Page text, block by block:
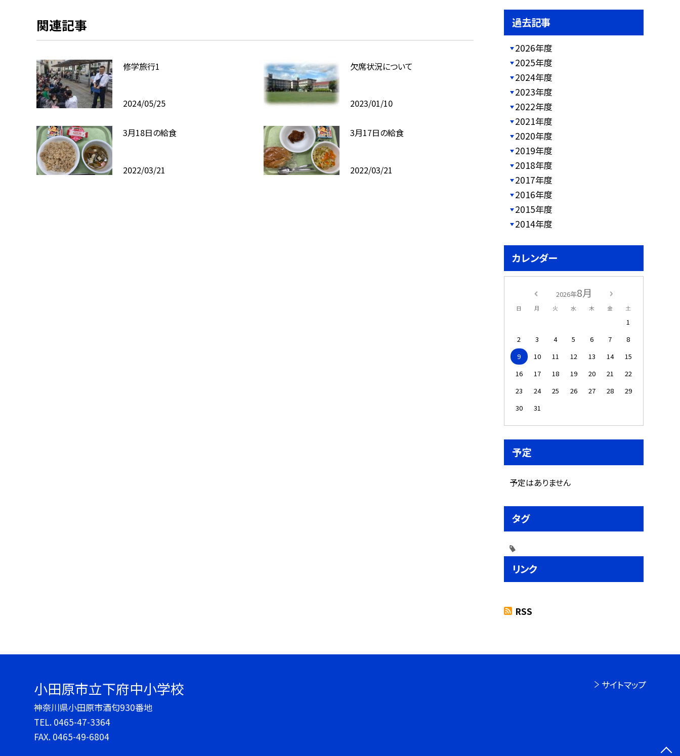
関連記事
修学旅行1
2024/05/25
欠席状況について
2023/01/10
3月18日の給食
2022/03/21
3月17日の給食
2022/03/21
過去記事
2026年度
2025年度
2024年度
2023年度
2022年度
2021年度
2020年度
2019年度
2018年度
2017年度
2016年度
2015年度
2014年度
カレンダー
2026年8月
日 月 火 水 木 金 土
1
2
3 4 5 6 7
8
9
10 11 12 13 14
15
16
17 18 19 20 21
22
23
24 25 26 27 28
29
30
31
予定
予定はありません
タグ
リンク
RSS
小田原市立下府中小学校
神奈川県小田原市酒匂930番地
TEL. 0465-47-3364
FAX. 0465-49-6804
サイトマップ